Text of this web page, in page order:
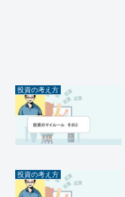
投資の考え方
投資の考え方